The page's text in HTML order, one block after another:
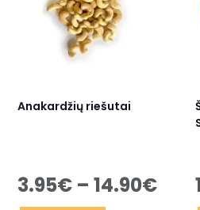
Anakardžių riešutai
3.95€ – 14.90€